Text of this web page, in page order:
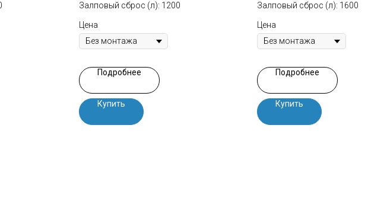
Залповый сброс (л): 1200
Цена
Подробнее
Купить
Залповый сброс (л): 1600
Цена
Подробнее
Купить